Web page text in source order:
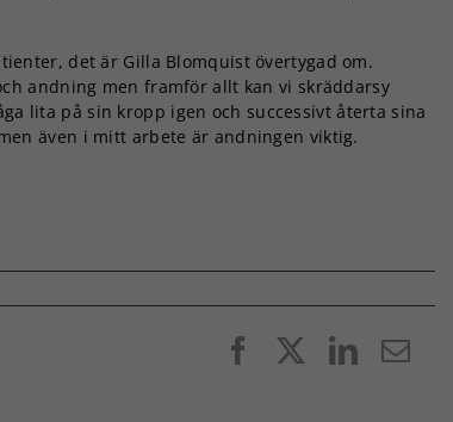
det är Gilla Blomquist övertygad om.
andning men framför allt kan vi skräddarsy
lita på sin kropp igen och successivt återta sina
även i mitt arbete är andningen viktig.
FacebookLinkedIn
E-